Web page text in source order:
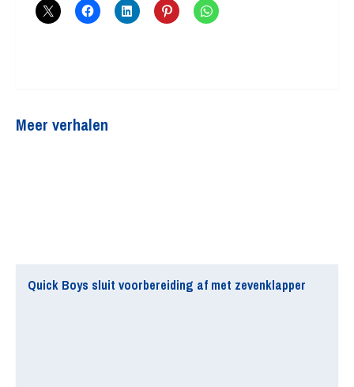
Meer verhalen
Quick Boys sluit voorbereiding af met zevenklapper